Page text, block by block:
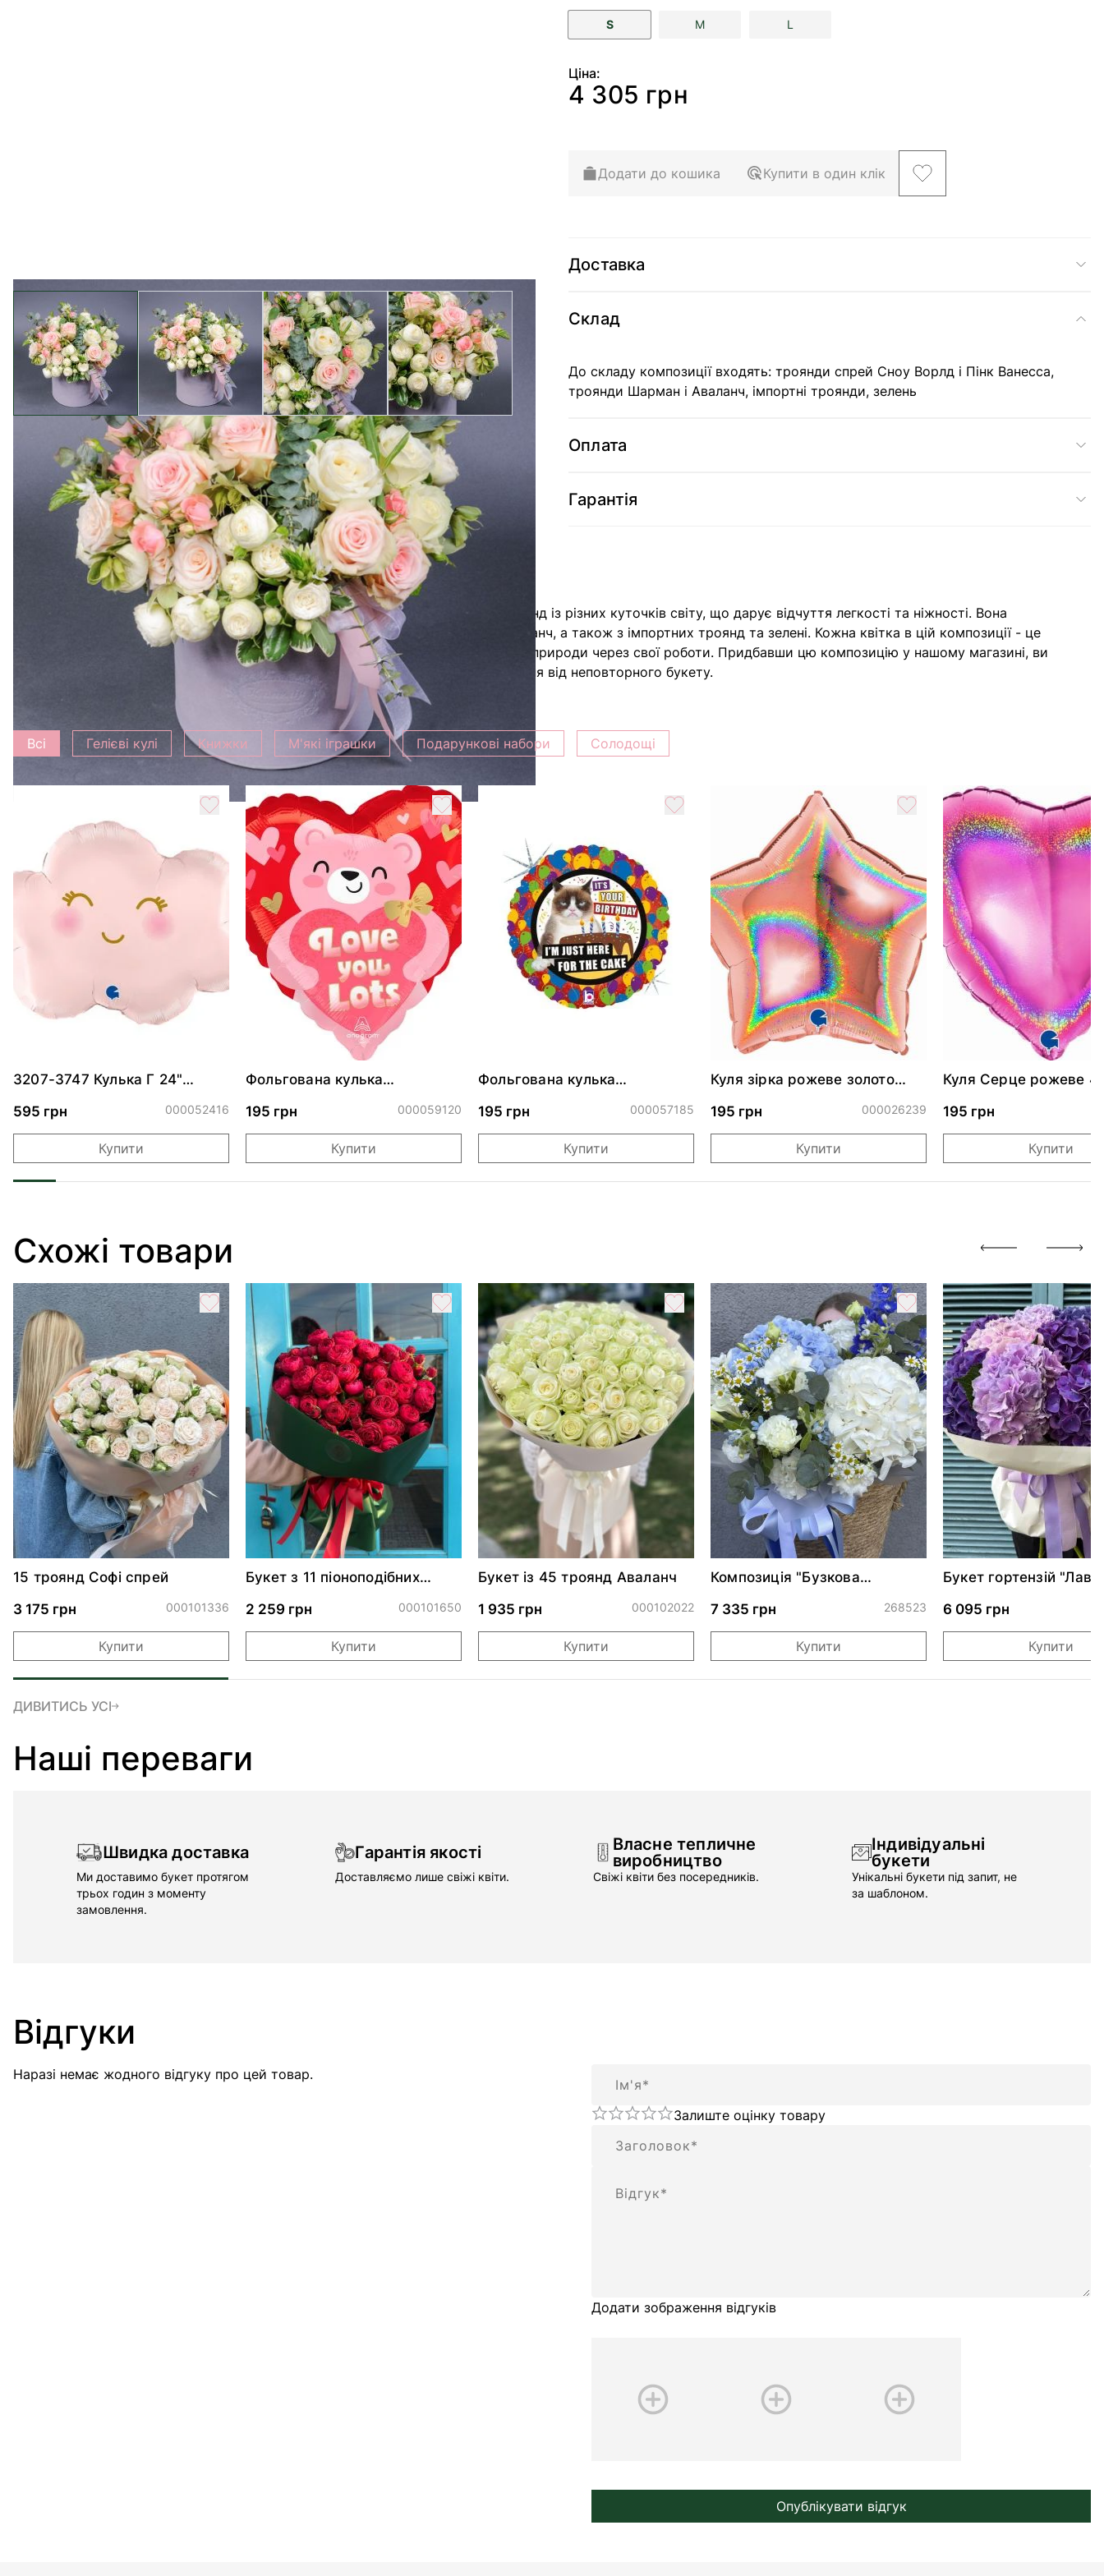
View larger image View larger image View larger image View larger image
S M L
Ціна:
4 305 грн
Додати до кошика Купити в один клік
Доставка
Склад
До складу композиції входять: троянди спрей Сноу Ворлд і Пінк Ванесса,
троянди Шарман і Аваланч, імпортні троянди, зелень
Оплата
Гарантія
Опис товару
Композиція "Троянда вітрів" від магазину Camellia - це чарівне поєднання троянд із різних куточків світу, що дарує відчуття легкості та ніжності. Вона
складається з троянд спрей Сноу Ворлд і Пінк Ванесса, троянд Шарман і Аваланч, а також з імпортних троянд та зелені. Кожна квітка в цій композиції - це
майстерність та дбайливість флористів Camellia, які прагнуть передати красу природи через свої роботи. Придбавши цю композицію у нашому магазині, ви
отримаєте не лише квіти високої якості, але й гарантовану радість та враження від неповторного букету.
Додати до букету
Всі Гелієві кулі Книжки М'які іграшки Подарункові набори Солодощі
3207-3747 Кулька Г 24"
595 грн
000052416
Купити
Фольгована кулька
обіймами"
195 грн 000059120
Купити
Фольгована кулька
ДР"
195 грн 000057185
Купити
Куля зірка рожеве золото
195 грн
000026239
Купити
Куля Серце рожеве
195 грн
Купити
Схожі товари
15 троянд Софі спрей
3 175 грн
000101336
Купити
Букет з 11 піоноподібних
2 259 грн
000101650
Купити
Букет із 45 троянд Аваланч
1 935 грн
000102022
Купити
Композиція "Бузкова
7 335 грн
268523
Купити
Букет гортензій
6 095 грн
Купити
ДИВИТИСЬ УСІ
Наші переваги
Швидка доставка
Ми доставимо букет протягом
трьох годин з моменту
замовлення.
Гарантія якості
Доставляємо лише свіжі квіти.
Власне тепличне
виробництво
Свіжі квіти без посередників.
Індивідуальні
букети
Унікальні букети під запит, не
за шаблоном.
Відгуки
Наразі немає жодного відгуку про цей товар.
Залиште оцінку товару
Додати зображення відгуків
Опублікувати відгук